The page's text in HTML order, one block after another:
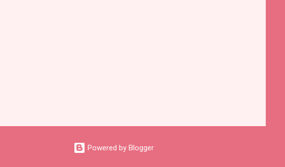
Powered by Blogger